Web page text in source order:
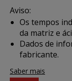
Aviso:
Os tempos
da matriz e
Dados de
fabricante.
Saber mais